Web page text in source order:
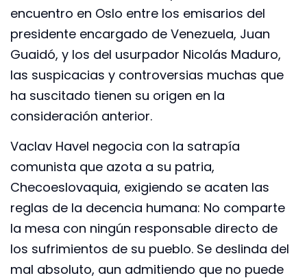
encuentro en Oslo entre los emisarios del
presidente encargado de Venezuela, Juan
Guaidó, y los del usurpador Nicolás Maduro,
las suspicacias y controversias muchas que
ha suscitado tienen su origen en la
consideración anterior.
Vaclav Havel negocia con la satrapía
comunista que azota a su patria,
Checoeslovaquia, exigiendo se acaten las
reglas de la decencia humana: No comparte
la mesa con ningún responsable directo de
los sufrimientos de su pueblo. Se deslinda del
mal absoluto, aun admitiendo que no puede